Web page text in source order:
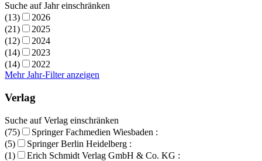
Suche auf Jahr einschränken
(13)
2026
(21)
2025
(12)
2024
(14)
2023
(14)
2022
Mehr Jahr-Filter anzeigen
Verlag
Suche auf Verlag einschränken
(75)
Springer Fachmedien Wiesbaden :
(5)
Springer Berlin Heidelberg :
(1)
Erich Schmidt Verlag GmbH & Co. KG :